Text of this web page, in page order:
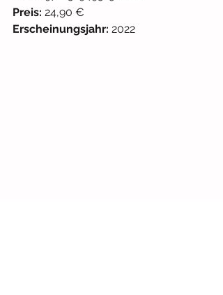
Preis: 24,90 €
Erscheinungsjahr: 2022